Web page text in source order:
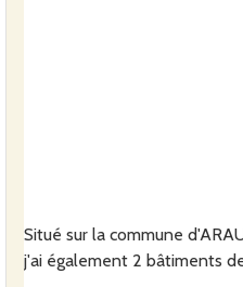
Situé sur la commune
j'ai également 2 bâtiments